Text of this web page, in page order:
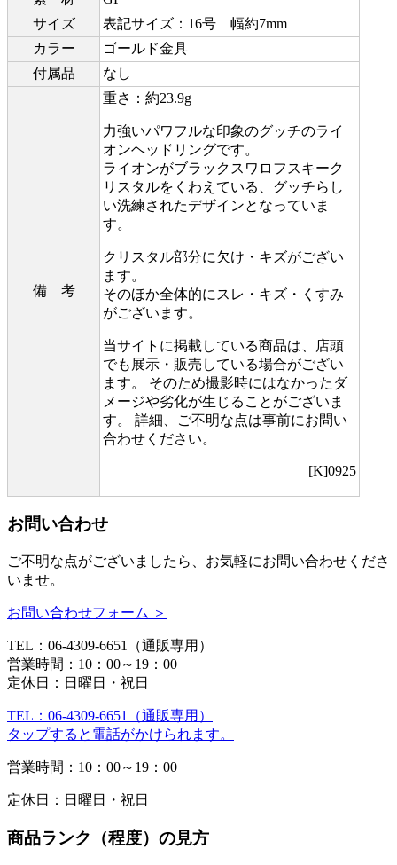
サイズ
表記サイズ：16号 幅約7mm
カラー
ゴールド金具
付属品
なし
備 考
重さ：約23.9g
力強いパワフルな印象のグッチのライ
オンヘッドリングです。
ライオンがブラックスワロフスキーク
リスタルをくわえている、グッチらし
い洗練されたデザインとなっていま
す。
クリスタル部分に欠け・キズがござい
ます。
そのほか全体的にスレ・キズ・くすみ
がございます。
当サイトに掲載している商品は、店頭
でも展示・販売している場合がござい
ます。 そのため撮影時にはなかったダ
メージや劣化が生じることがございま
す。 詳細、ご不明な点は事前にお問い
合わせください。
[K]0925
お問い合わせ
ご不明な点がございましたら、お気軽にお問い合わせくださ
いませ。
お問い合わせフォーム ＞
TEL：06-4309-6651（通販専用）
営業時間：10：00～19：00
定休日：日曜日・祝日
TEL：06-4309-6651（通販専用）
タップすると電話がかけられます。
営業時間：10：00～19：00
定休日：日曜日・祝日
商品ランク（程度）の見方